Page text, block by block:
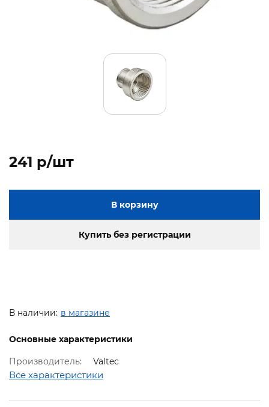
241 p/шт
В корзину
Купить без регистрации
В наличии: в магазине
Основные характеристики
Производитель: Valtec
Все характеристики